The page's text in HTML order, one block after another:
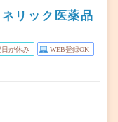
リック医薬品
日が休み WEB登録OK